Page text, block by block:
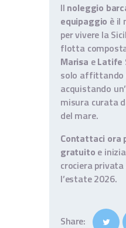
Il noleggio
equipaggio è il
per vivere la
flotta
Marisa eLatife
solo affittando
acquistando
misura curata
del mare.
Contattaci ora
gratuito e
crociera
l’estate 2026.
Share: